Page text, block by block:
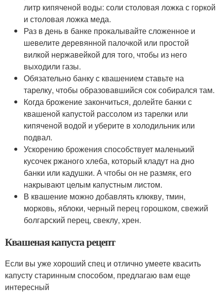
литр кипяченой воды: соли столовая ложка с горкой
и столовая ложка меда.
Раз в день в банке прокалывайте сложенное и
шевелите деревянной палочкой или простой
вилкой нержавейкой для того, чтобы из него
выходили газы.
Обязательно банку с квашением ставьте на
тарелку, чтобы образовавшийся сок собирался там.
Когда брожение закончиться, долейте банки с
квашеной капустой рассолом из тарелки или
кипяченой водой и уберите в холодильник или
подвал.
Ускорению брожения способствует маленький
кусочек ржаного хлеба, который кладут на дно
банки или кадушки. А чтобы он не размяк, его
накрывают целым капустным листом.
В квашение можно добавлять клюкву, тмин,
морковь, яблоки, черный перец горошком, свежий
болгарский перец, свеклу, хрен.
Квашеная капуста рецепт
Если вы уже хороший спец и отлично умеете квасить
капусту старинным способом, предлагаю вам еще
интересный